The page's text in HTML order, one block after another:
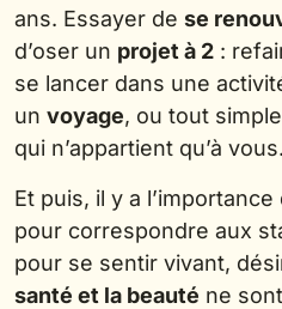
ans. Essayer de se
d’oser un projet à 2 :
se lancer dans une
un voyage, ou tout
qui n’appartient qu’à vous.
Et puis, il y a l’importance
pour correspondre aux
pour se sentir vivant,
santé et la beauté ne